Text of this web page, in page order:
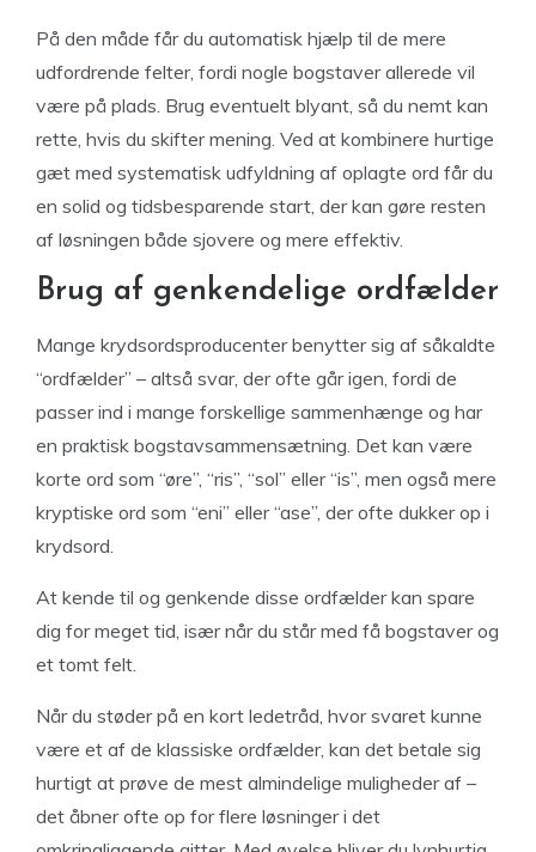
På den måde får du automatisk hjælp til de mere
udfordrende felter, fordi nogle bogstaver allerede vil
være på plads. Brug eventuelt blyant, så du nemt kan
rette, hvis du skifter mening. Ved at kombinere hurtige
gæt med systematisk udfyldning af oplagte ord får du
en solid og tidsbesparende start, der kan gøre resten
af løsningen både sjovere og mere effektiv.
Brug af genkendelige ordfælder
Mange krydsordsproducenter benytter sig af såkaldte
“ordfælder” – altså svar, der ofte går igen, fordi de
passer ind i mange forskellige sammenhænge og har
en praktisk bogstavsammensætning. Det kan være
korte ord som “øre”, “ris”, “sol” eller “is”, men også mere
kryptiske ord som “eni” eller “ase”, der ofte dukker op i
krydsord.
At kende til og genkende disse ordfælder kan spare
dig for meget tid, især når du står med få bogstaver og
et tomt felt.
Når du støder på en kort ledetråd, hvor svaret kunne
være et af de klassiske ordfælder, kan det betale sig
hurtigt at prøve de mest almindelige muligheder af –
det åbner ofte op for flere løsninger i det